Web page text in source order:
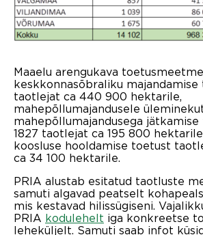
Maaelu arengukava
keskkonnasõbraliku majandamise
taotlejat ca 440 900 hektarile,
mahepõllumajandusele
mahepõllumajandusega
1827 taotlejat ca 195 800
koosluse hooldamise toetust
ca 34 100 hektarile.
PRIA alustab esitatud taotluste
samuti algavad peatselt
mis kestavad hilissügiseni.
PRIA kodulehelt iga konkreetse
leheküljelt. Samuti saab infot